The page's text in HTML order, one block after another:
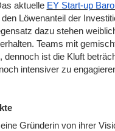
aktuelle EY Start-up
Löwenanteil der
dazu stehen
Teams mit
ist die Kluft
intensiver zu
Gründerin von ihrer